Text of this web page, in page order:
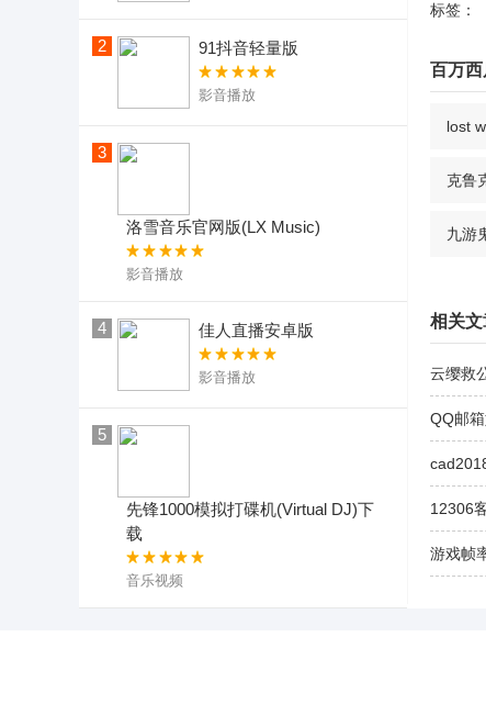
2 91抖音轻量版
影音播放
3
洛雪音乐官网版(LX Music)
影音播放
4 佳人直播安卓版
影音播放
5
先锋1000模拟打碟机(Virtual DJ)下
载
音乐视频
标签：
百万
lost
克鲁
九游
相关文
云缨救
QQ邮
12306
游戏帧